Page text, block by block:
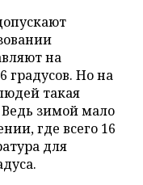
на
градусов. Но на
такая
зимой мало
где всего 16
для